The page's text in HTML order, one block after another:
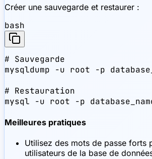
Créer une sauvegarde et restaurer :
bash
# Sauvegarde
mysqldump -u root -p
# Restauration
mysql -u root -p
Meilleures pratiques
Utilisez des mots de passe forts
utilisateurs de la base de